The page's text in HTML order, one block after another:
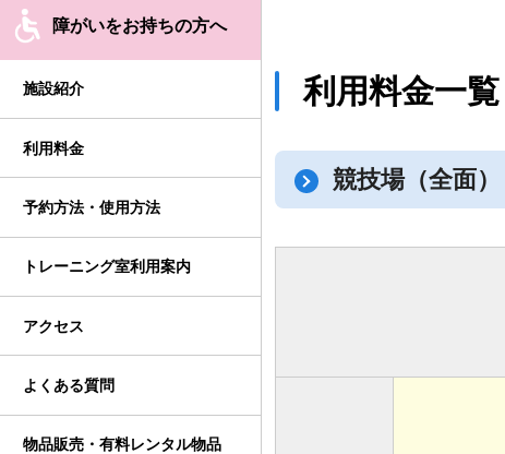
障がいをお持ちの方へ
施設紹介
利用料金
予約方法・使用方法
トレーニング室利用案内
アクセス
よくある質問
物品販売・有料レンタル物品
利用料金一覧
競技場（全面）